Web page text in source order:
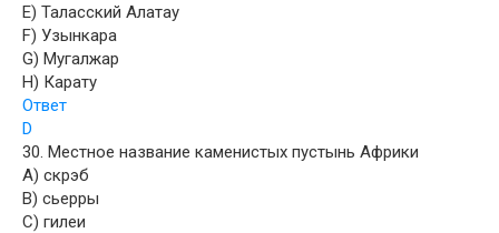
E) Таласский Алатау
F) Узынкара
G) Мугалжар
H) Карату
Ответ
D
30. Местное название каменистых пустынь Африки
A) скрэб
B) сьерры
C) гилеи